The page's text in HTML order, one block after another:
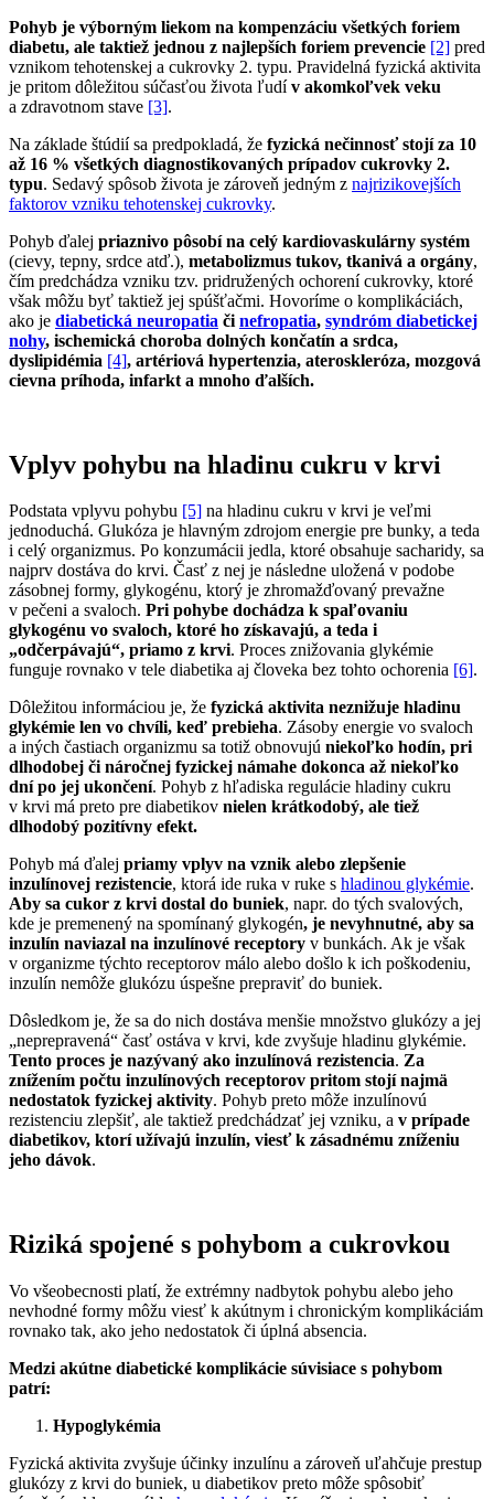
Pohyb je výborným liekom na kompenzáciu všetkých foriem
diabetu, ale taktiež jednou z najlepších foriem prevencie [2] pred
vznikom tehotenskej a cukrovky 2. typu. Pravidelná fyzická aktivita
je pritom dôležitou súčasťou života ľudív akomkoľvek veku
a zdravotnom stave [3].
Na základe štúdií sa predpokladá, že fyzická nečinnosť stojí za 10
až 16 % všetkých diagnostikovaných prípadov cukrovky 2.
typu. Sedavý spôsob života je zároveň jedným z najrizikovejších
faktorov vzniku tehotenskej cukrovky.
Pohyb ďalej priaznivo pôsobí na celý kardiovaskulárny systém
(cievy, tepny, srdce atď.), metabolizmus tukov, tkanivá a orgány,
čím predchádza vzniku tzv. pridružených ochorení cukrovky, ktoré
však môžu byť taktiež jej spúšťačmi. Hovoríme o komplikáciách,
ako je diabetická neuropatia či nefropatia, syndróm diabetickej
nohy, ischemická choroba dolných končatín a srdca,
dyslipidémia [4], artériová hypertenzia, ateroskleróza, mozgová
cievna príhoda, infarkt a mnoho ďalších.
Vplyv pohybu na hladinu cukru v krvi
Podstata vplyvu pohybu [5] na hladinu cukru v krvi je veľmi
jednoduchá. Glukóza je hlavným zdrojom energie pre bunky, a teda
i celý organizmus. Po konzumácii jedla, ktoré obsahuje sacharidy, sa
najprv dostáva do krvi. Časť z nej je následne uložená v podobe
zásobnej formy, glykogénu, ktorý je zhromažďovaný prevažne
v pečeni a svaloch. Pri pohybe dochádza k spaľovaniu
glykogénu vo svaloch, ktoré ho získavajú, a teda i
„odčerpávajú“, priamo z krvi. Proces znižovania glykémie
funguje rovnako v tele diabetika aj človeka bez tohto ochorenia [6].
Dôležitou informáciou je, že fyzická aktivita neznižuje hladinu
glykémie len vo chvíli, keď prebieha. Zásoby energie vo svaloch
a iných častiach organizmu sa totiž obnovujú niekoľko hodín, pri
dlhodobej či náročnej fyzickej námahe dokonca až niekoľko
dní po jej ukončení. Pohyb z hľadiska regulácie hladiny cukru
v krvi má preto pre diabetikov nielen krátkodobý, ale tiež
dlhodobý pozitívny efekt.
Pohyb má ďalej priamy vplyv na vznik alebo zlepšenie
inzulínovej rezistencie, ktorá ide ruka v ruke s hladinou glykémie.
Aby sa cukor z krvi dostal do buniek, napr. do tých svalových,
kde je premenený na spomínaný glykogén, je nevyhnutné, aby sa
inzulín naviazal na inzulínové receptory v bunkách. Ak je však
v organizme týchto receptorov málo alebo došlo k ich poškodeniu,
inzulín nemôže glukózu úspešne prepraviť do buniek.
Dôsledkom je, že sa do nich dostáva menšie množstvo glukózy a jej
„neprepravená“ časť ostáva v krvi, kde zvyšuje hladinu glykémie.
Tento proces je nazývaný ako inzulínová rezistencia. Za
znížením počtu inzulínových receptorov pritom stojí najmä
nedostatok fyzickej aktivity. Pohyb preto môže inzulínovú
rezistenciu zlepšiť, ale taktiež predchádzať jej vzniku, a v prípade
diabetikov, ktorí užívajú inzulín, viesť k zásadnému zníženiu
jeho dávok.
Riziká spojené s pohybom a cukrovkou
Vo všeobecnosti platí, že extrémny nadbytok pohybu alebo jeho
nevhodné formy môžu viesť k akútnym i chronickým komplikáciám
rovnako tak, ako jeho nedostatok či úplná absencia.
Medzi akútne diabetické komplikácie súvisiace s pohybom
patrí:
Hypoglykémia
Fyzická aktivita zvyšuje účinky inzulínu a zároveň uľahčuje prestup
glukózy z krvi do buniek, u diabetikov preto môže spôsobiť